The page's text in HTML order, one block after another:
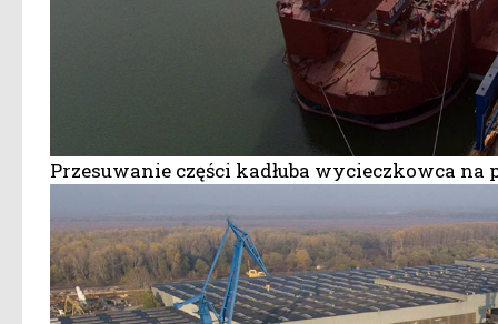
Przesuwanie części kadłuba wycieczkowca